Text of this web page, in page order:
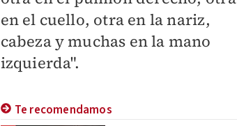
en el cuello, otra en la nariz,
cabeza y muchas en la mano
izquierda".
Te recomendamos